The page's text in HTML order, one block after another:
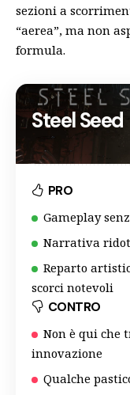
sezioni a
“aerea”, ma non
formula.
Steel Seed
PRO
Gameplay
Narrativa
Reparto
scorci notevoli
CONTRO
Non è qui che
innovazione
Qualche